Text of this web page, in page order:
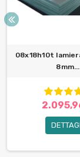
08x18h10t
8mm...